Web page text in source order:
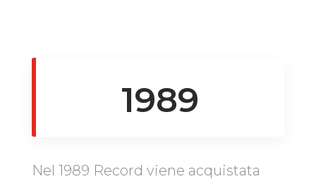
1989
Nel 1989 Record viene acquistata